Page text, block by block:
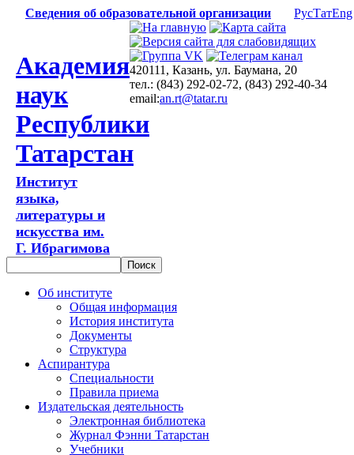
Сведения об образовательной организации РусТатEng
Академия
наук
Республики
Татарстан
Институт
языка,
литературы и
искусства им.
Г. Ибрагимова
420111, Казань, ул. Баумана, 20
тел.: (843) 292-02-72, (843) 292-40-34
email:an.rt@tatar.ru
Об институте
Общая информация
История института
Документы
Структура
Аспирантура
Специальности
Правила приема
Издательская деятельность
Электронная библиотека
Журнал Фэнни Татарстан
Учебники